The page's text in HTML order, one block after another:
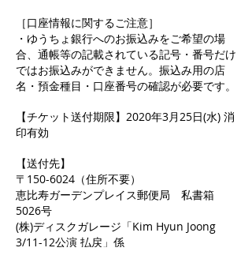
［口座情報に関するご注意］
・ゆうちょ銀行へのお振込みをご希望の場
合、通帳等の記載されている記号・番号だけ
ではお振込みができません。振込み用の店
名・預金種目・口座番号の確認が必要です。
【チケット送付期限】2020年3月25日(水) 消
印有効
【送付先】
〒150-6024（住所不要）
恵比寿ガーデンプレイス郵便局 私書箱
5026号
(株)ディスクガレージ「Kim Hyun Joong
3/11-12公演 払戻」係